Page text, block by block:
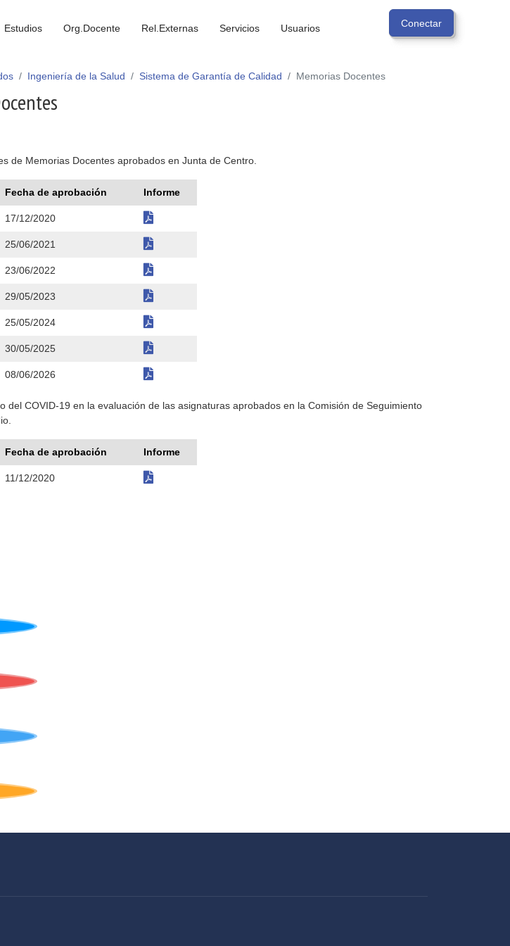
Estudios Org.Docente Rel.Externas Servicios Usuarios
Ingeniería de la Salud Sistema de Garantía de Calidad Memorias Docentes
de Memorias Docentes aprobados en Junta de Centro.
Fecha de aprobación Informe
17/12/2020
25/06/2021
23/06/2022
29/05/2023
25/05/2024
30/05/2025
08/06/2026
del COVID-19 en la evaluación de las asignaturas aprobados en la Comisión de Seguimiento
Fecha de aprobación Informe
11/12/2020